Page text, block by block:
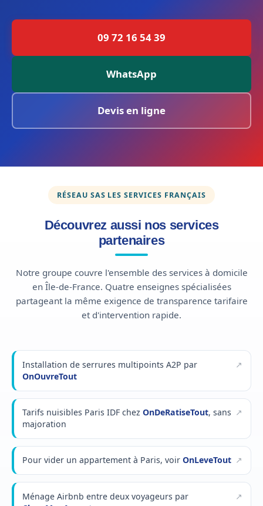
09 72 16 54 39
WhatsApp
Devis en ligne
RÉSEAU SAS LES SERVICES FRANÇAIS
Découvrez aussi nos services
partenaires
Notre groupe couvre l'ensemble des services à domicile
en Île-de-France. Quatre enseignes spécialisées
partageant la même exigence de transparence tarifaire
et d'intervention rapide.
Installation de serrures multipoints A2P par
OnOuvreTout
Tarifs nuisibles Paris IDF chez OnDeRatiseTout, sans
majoration
Pour vider un appartement à Paris, voir OnLeveTout
Ménage Airbnb entre deux voyageurs par